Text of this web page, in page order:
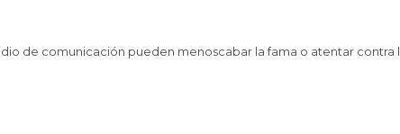
de comunicación pueden menoscabar la fama o atentar contra